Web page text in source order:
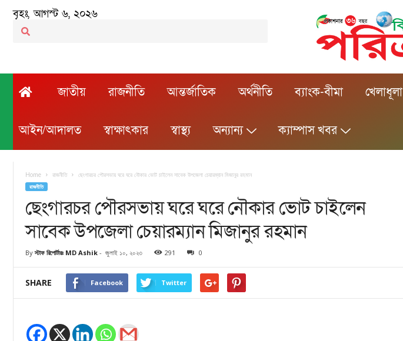
বৃহঃ, আগস্ট ৬, ২০২৬
জাতীয় রাজনীতি আন্তর্জাতিক অর্থনীতি ব্যাংক-বীমা খেলাধূলা
আইন/আদালত স্বাক্ষাৎকার স্বাস্থ্য অন্যান্য ক্যাম্পাস খবর
Home রাজনীতি ছেংগারচর পৌরসভায় ঘরে ঘরে নৌকার ভোট চাইলেন সাবেক উপজেলা চেয়ারম্যান মিজানুর রহমান
রাজনীতি
ছেংগারচর পৌরসভায় ঘরে ঘরে নৌকার ভোট চাইলেন
সাবেক উপজেলা চেয়ারম্যান মিজানুর রহমান
By স্টাফ রিপোর্টারঃ MD Ashik - জুলাই ১০, ২০২৩ 291 0
SHARE Facebook Twitter